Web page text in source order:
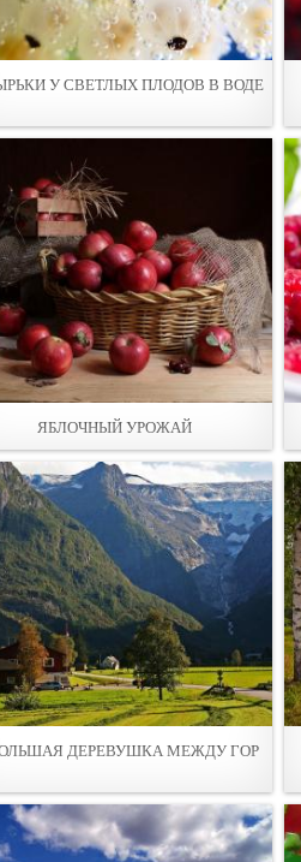
У СВЕТЛЫX ПЛОДОВ В ВОДЕ
ЯБЛОЧНЫЙ УРОЖАЙ
ДЕРЕВУШКА МЕЖДУ ГОР